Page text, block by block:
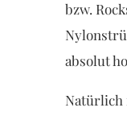
bzw.
absolut
Natürlich